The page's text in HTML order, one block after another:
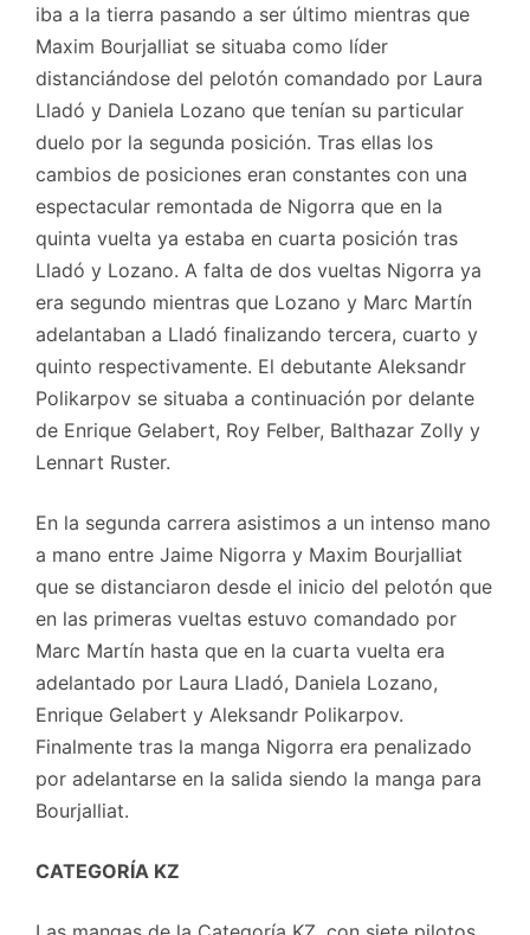
iba a la tierra pasando a ser último mientras que
Maxim Bourjalliat se situaba como líder
distanciándose del pelotón comandado por Laura
Lladó y Daniela Lozano que tenían su particular
duelo por la segunda posición. Tras ellas los
cambios de posiciones eran constantes con una
espectacular remontada de Nigorra que en la
quinta vuelta ya estaba en cuarta posición tras
Lladó y Lozano. A falta de dos vueltas Nigorra ya
era segundo mientras que Lozano y Marc Martín
adelantaban a Lladó finalizando tercera, cuarto y
quinto respectivamente. El debutante Aleksandr
Polikarpov se situaba a continuación por delante
de Enrique Gelabert, Roy Felber, Balthazar Zolly y
Lennart Ruster.
En la segunda carrera asistimos a un intenso mano
a mano entre Jaime Nigorra y Maxim Bourjalliat
que se distanciaron desde el inicio del pelotón que
en las primeras vueltas estuvo comandado por
Marc Martín hasta que en la cuarta vuelta era
adelantado por Laura Lladó, Daniela Lozano,
Enrique Gelabert y Aleksandr Polikarpov.
Finalmente tras la manga Nigorra era penalizado
por adelantarse en la salida siendo la manga para
Bourjalliat.
CATEGORÍA KZ